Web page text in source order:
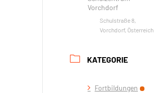
Vorchdorf
Schulstraße 8,
Vorchdorf, Österreich
KATEGORIE
Fortbildungen